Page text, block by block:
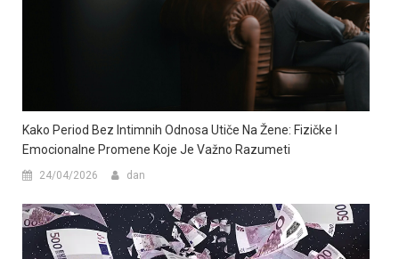
Kako Period Bez Intimnih Odnosa Utiče Na Žene: Fizičke I
Emocionalne Promene Koje Je Važno Razumeti
24/04/2026 dan